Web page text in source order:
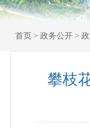
首页 > 政务公开 >
攀枝